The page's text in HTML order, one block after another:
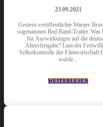
23.09.2021
Gestern veröffentlichte Warner
sogenannten Red Band-Trailer. Was
für Auswirkungen auf die
Altersfreigabe? Laut der Freiwilligen
Selbstkontrolle der Filmwirtschaft
wurde...
WEITERLESEN